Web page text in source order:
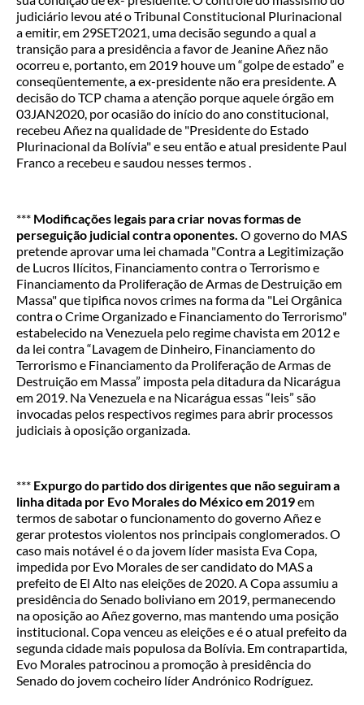
judiciário levou até o Tribunal Constitucional Plurinacional
a emitir, em 29SET2021, uma decisão segundo a qual a
transição para a presidência a favor de Jeanine Añez não
ocorreu e, portanto, em 2019 houve um “golpe de estado” e
conseqüentemente, a ex-presidente não era presidente. A
decisão do TCP chama a atenção porque aquele órgão em
03JAN2020, por ocasião do início do ano constitucional,
recebeu Añez na qualidade de "Presidente do Estado
Plurinacional da Bolívia" e seu então e atual presidente Paul
Franco a recebeu e saudou nesses termos .
*** Modificações legais para criar novas formas de
perseguição judicial contra oponentes. O governo do MAS
pretende aprovar uma lei chamada "Contra a Legitimização
de Lucros Ilícitos, Financiamento contra o Terrorismo e
Financiamento da Proliferação de Armas de Destruição em
Massa" que tipifica novos crimes na forma da "Lei Orgânica
contra o Crime Organizado e Financiamento do Terrorismo"
estabelecido na Venezuela pelo regime chavista em 2012 e
da lei contra “Lavagem de Dinheiro, Financiamento do
Terrorismo e Financiamento da Proliferação de Armas de
Destruição em Massa” imposta pela ditadura da Nicarágua
em 2019. Na Venezuela e na Nicarágua essas “leis” são
invocadas pelos respectivos regimes para abrir processos
judiciais à oposição organizada.
*** Expurgo do partido dos dirigentes que não seguiram a
linha ditada por Evo Morales do México em 2019em
termos de sabotar o funcionamento do governo Añez e
gerar protestos violentos nos principais conglomerados. O
caso mais notável é o da jovem líder masista Eva Copa,
impedida por Evo Morales de ser candidato do MAS a
prefeito de El Alto nas eleições de 2020. A Copa assumiu a
presidência do Senado boliviano em 2019, permanecendo
na oposição ao Añez governo, mas mantendo uma posição
institucional. Copa venceu as eleições e é o atual prefeito da
segunda cidade mais populosa da Bolívia. Em contrapartida,
Evo Morales patrocinou a promoção à presidência do
Senado do jovem cocheiro líder Andrónico Rodríguez.